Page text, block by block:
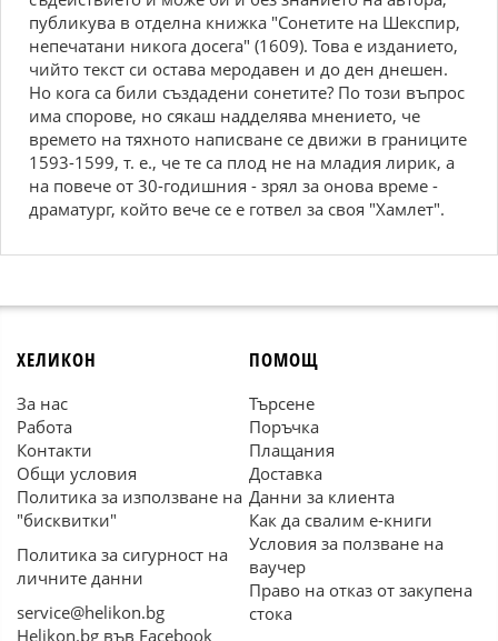
публикува в отделна книжка "Сонетите на Шекспир,
непечатани никога досега" (1609). Това е изданието,
чийто текст си остава меродавен и до ден днешен.
Но кога са били създадени сонетите? По този въпрос
има спорове, но сякаш надделява мнението, че
времето на тяхното написване се движи в границите
1593-1599, т. е., че те са плод не на младия лирик, а
на повече от 30-годишния - зрял за онова време -
драматург, който вече се е готвел за своя "Хамлет".
ХЕЛИКОН
За нас
Работа
Контакти
Общи условия
Политика за използване на
"бисквитки"
Политика за сигурност на
личните данни
service@helikon.bg
Helikon.bg във Facebook
ПОМОЩ
Търсене
Поръчка
Плащания
Доставка
Данни за клиента
Как да свалим е-книги
Условия за ползване на
ваучер
Право на отказ от закупена
стока